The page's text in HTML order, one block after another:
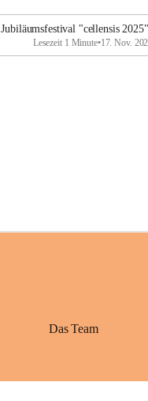
Jubiläumsfestival "cellensis
Lesezeit 1 Minute•17. Nov.
Das Team